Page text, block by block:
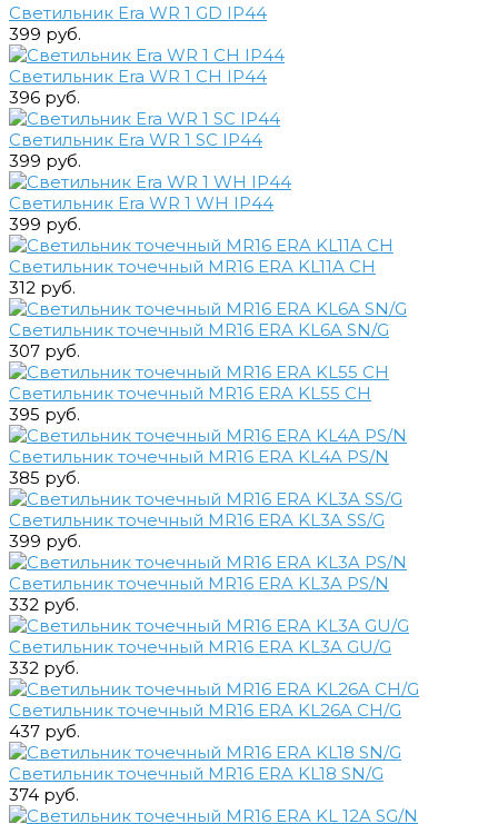
Светильник Era WR 1 GD IP44
399 руб.
Светильник Era WR 1 CH IP44
396 руб.
Светильник Era WR 1 SC IP44
399 руб.
Светильник Era WR 1 WH IP44
399 руб.
Светильник точечный MR16 ERA KL11A CH
312 руб.
Светильник точечный MR16 ERA KL6A SN/G
307 руб.
Светильник точечный MR16 ERA KL55 CH
395 руб.
Светильник точечный MR16 ERA KL4A PS/N
385 руб.
Светильник точечный MR16 ERA KL3A SS/G
399 руб.
Светильник точечный MR16 ERA KL3A PS/N
332 руб.
Светильник точечный MR16 ERA KL3A GU/G
332 руб.
Светильник точечный MR16 ERA KL26A CH/G
437 руб.
Светильник точечный MR16 ERA KL18 SN/G
374 руб.